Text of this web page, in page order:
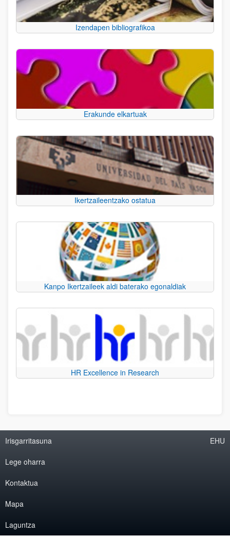
Izendapen bibliografikoa
Erakunde elkartuak
Ikertzaileentzako ostatua
Kanpo Ikertzaileek aldi baterako egonaldiak
HR Excellence in Research
Irisgarritasuna
Lege oharra
Kontaktua
Mapa
Laguntza
EHU